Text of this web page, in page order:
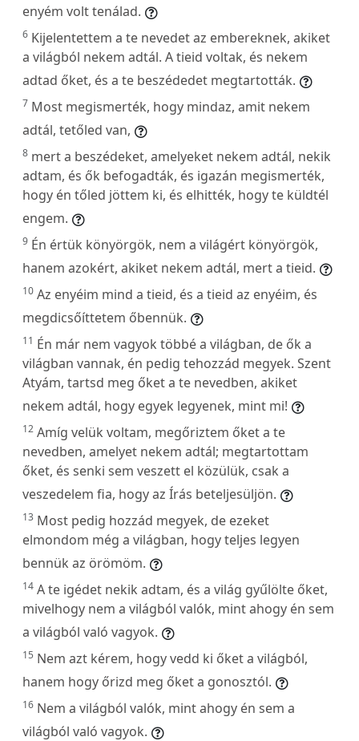
enyém volt tenálad.
6 Kijelentettem a te nevedet az embereknek, akiket
a világból nekem adtál. A tieid voltak, és nekem
adtad őket, és a te beszédedet megtartották.
7 Most megismerték, hogy mindaz, amit nekem
adtál, tetőled van,
8 mert a beszédeket, amelyeket nekem adtál, nekik
adtam, és ők befogadták, és igazán megismerték,
hogy én tőled jöttem ki, és elhitték, hogy te küldtél
engem.
9 Én értük könyörgök, nem a világért könyörgök,
hanem azokért, akiket nekem adtál, mert a tieid.
10 Az enyéim mind a tieid, és a tieid az enyéim, és
megdicsőíttetem őbennük.
11 Én már nem vagyok többé a világban, de ők a
világban vannak, én pedig tehozzád megyek. Szent
Atyám, tartsd meg őket a te nevedben, akiket
nekem adtál, hogy egyek legyenek, mint mi!
12 Amíg velük voltam, megőriztem őket a te
nevedben, amelyet nekem adtál; megtartottam
őket, és senki sem veszett el közülük, csak a
veszedelem fia, hogy az Írás beteljesüljön.
13 Most pedig hozzád megyek, de ezeket
elmondom még a világban, hogy teljes legyen
bennük az örömöm.
14 A te igédet nekik adtam, és a világ gyűlölte őket,
mivelhogy nem a világból valók, mint ahogy én sem
a világból való vagyok.
15 Nem azt kérem, hogy vedd ki őket a világból,
hanem hogy őrizd meg őket a gonosztól.
16 Nem a világból valók, mint ahogy én sem a
világból való vagyok.